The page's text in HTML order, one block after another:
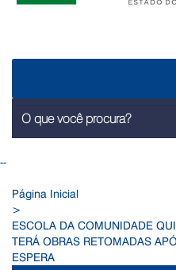
--
Página Inicial
>
ESCOLA DA COMUNIDADE
TERÁ OBRAS RETOMADAS
ESPERA